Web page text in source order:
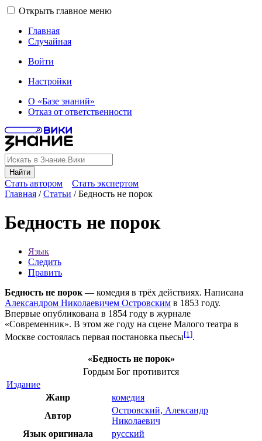
Открыть главное меню
Главная
Случайная
Войти
Настройки
О «Базе знаний»
Отказ от ответственности
Найти
Стать автором
Стать экспертом
Главная /Статьи /Бедность не порок
Бедность не порок
Язык
Следить
Править
Бедность не порок — комедия в трёх действиях. Написана
Александром Николаевичем Островским в 1853 году.
Впервые опубликована в 1854 году в журнале
«Современник». В этом же году на сцене Малого театра в
Москве состоялась первая постановка пьесы[1].
«Бедность не порок»
Гордым Бог противится
Издание
Жанр
комедия
Автор
Островский, Александр
Николаевич
Язык оригинала
русский